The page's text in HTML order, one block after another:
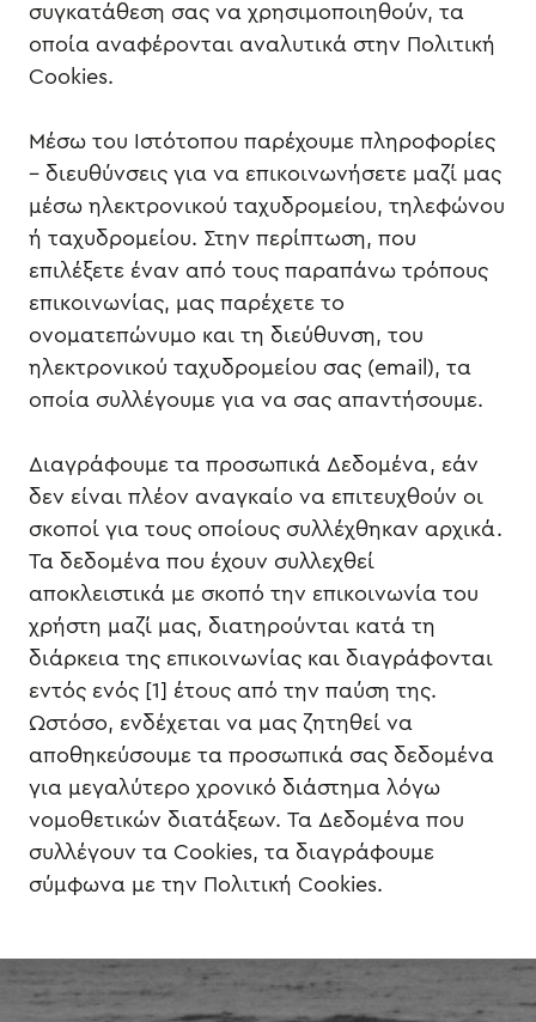
συγκατάθεση σας να χρησιμοποιηθούν, τα
οποία αναφέρονται αναλυτικά στην Πολιτική
Cookies.
Μέσω του Ιστότοπου παρέχουμε πληροφορίες
– διευθύνσεις για να επικοινωνήσετε μαζί μας
μέσω ηλεκτρονικού ταχυδρομείου, τηλεφώνου
ή ταχυδρομείου. Στην περίπτωση, που
επιλέξετε έναν από τους παραπάνω τρόπους
επικοινωνίας, μας παρέχετε το
ονοματεπώνυμο και τη διεύθυνση, του
ηλεκτρονικού ταχυδρομείου σας (email), τα
οποία συλλέγουμε για να σας απαντήσουμε.
Διαγράφουμε τα προσωπικά Δεδομένα, εάν
δεν είναι πλέον αναγκαίο να επιτευχθούν οι
σκοποί για τους οποίους συλλέχθηκαν αρχικά.
Τα δεδομένα που έχουν συλλεχθεί
αποκλειστικά με σκοπό την επικοινωνία του
χρήστη μαζί μας, διατηρούνται κατά τη
διάρκεια της επικοινωνίας και διαγράφονται
εντός ενός [1] έτους από την παύση της.
Ωστόσο, ενδέχεται να μας ζητηθεί να
αποθηκεύσουμε τα προσωπικά σας δεδομένα
για μεγαλύτερο χρονικό διάστημα λόγω
νομοθετικών διατάξεων. Τα Δεδομένα που
συλλέγουν τα Cookies, τα διαγράφουμε
σύμφωνα με την Πολιτική Cookies.